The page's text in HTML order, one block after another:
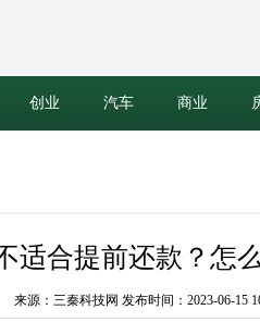
创业 汽车 商业
适合提前还款？怎
来源：三秦科技网 发布时间：2023-06-15